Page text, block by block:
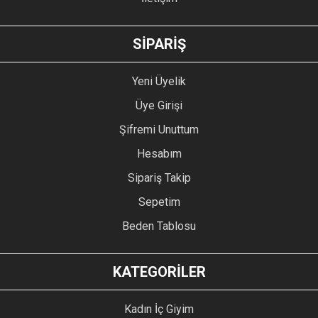
GÖNDER
SİPARİŞ
Yeni Üyelik
Üye Girişi
Şifremi Unuttum
Hesabım
Sipariş Takip
Sepetim
Beden Tablosu
KATEGORİLER
Kadın İç Giyim